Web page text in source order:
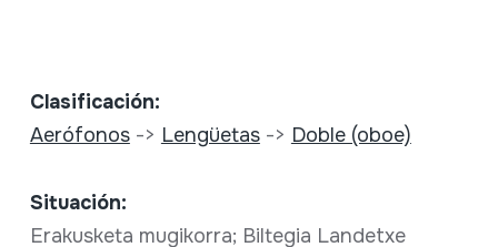
Clasificación:
Aerófonos-> Lengüetas-> Doble (oboe)
Situación:
Erakusketa mugikorra; Biltegia Landetxe